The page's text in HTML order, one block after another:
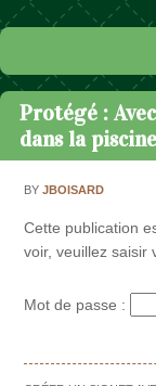
Passer au contenu
Protégé :
dans la
BYJBOISARD
Cette publication
voir, veuillez saisir
Mot de passe :